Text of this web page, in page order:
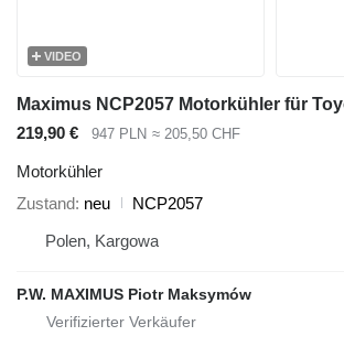
VIDEO
219,90 € 947 PLN ≈ 205,50 CHF
Motorkühler
Zustand neu
NCP2057
Polen, Kargowa
P.W. MAXIMUS Piotr Maksymów